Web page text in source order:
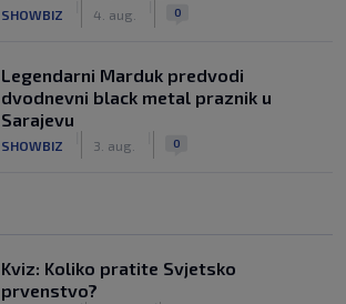
SHOWBIZ 4. aug. 0
Legendarni Marduk predvodi
dvodnevni black metal praznik u
Sarajevu
SHOWBIZ 3. aug. 0
Kviz: Koliko pratite Svjetsko
prvenstvo?